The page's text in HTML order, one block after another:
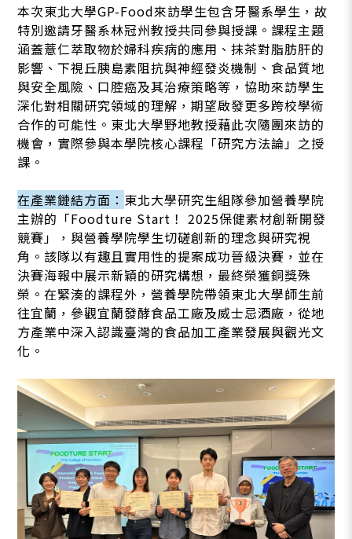
本次東北大學GP-Food來訪學生包含牙醫系學生，故
特別邀請牙醫系林冠州教授共同參與授課。課程主題
涵蓋薏仁萃取物於婦科疾病的應用、抹茶對脂肪肝的
影響、下視丘胰島素阻抗與神經發炎機制、食品質地
與安全風險、口腔癌及其治療策略等，協助來訪學生
深化對相關研究領域的理解，期望啟發更多跨校學術
合作的可能性。東北大學野地教授藉此次隨團來訪的
機會，實際參與本學院核心課程「研究方法論」之授
課。
在產業鏈結方面： 東北大學研究生組隊參加營養學院
主辦的「Foodture Start！ 2025保健素材創新開發
競賽」，與營養學院學生切磋創新的理念與研究視
角。該隊以有趣且實用性的提案成功晉級決賽，並在
決賽海報中展示新穎的研究構想，最終榮獲銅獎殊
榮。在緊湊的課程外，營養學院帶領東北大學師生前
往宜蘭，參觀宜蘭發酵食品工廠及威士忌酒廠，從地
方產業中深入認識臺灣的食品加工產業發展與觀光文
化。